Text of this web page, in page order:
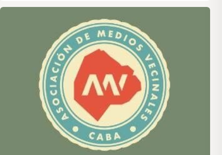
Asociación de Medios Vecinales